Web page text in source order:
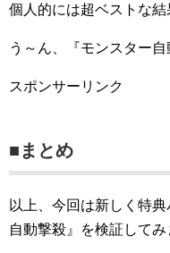
個人的には超ベストな結
う～ん、『モンスター
スポンサーリンク
■まとめ
以上、今回は新しく特
自動撃殺』を検証してみ